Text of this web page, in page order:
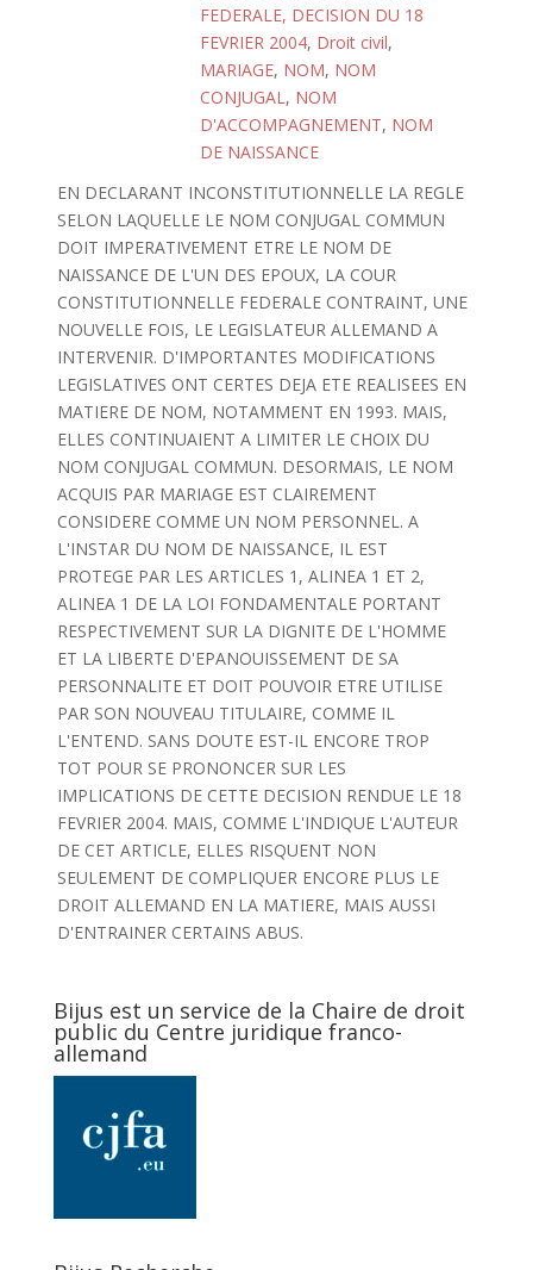
FEDERALE, DECISION DU 18
FEVRIER 2004, Droit civil,
MARIAGE, NOM, NOM
CONJUGAL, NOM
D'ACCOMPAGNEMENT, NOM
DE NAISSANCE
EN DECLARANT INCONSTITUTIONNELLE LA REGLE
SELON LAQUELLE LE NOM CONJUGAL COMMUN
DOIT IMPERATIVEMENT ETRE LE NOM DE
NAISSANCE DE L'UN DES EPOUX, LA COUR
CONSTITUTIONNELLE FEDERALE CONTRAINT, UNE
NOUVELLE FOIS, LE LEGISLATEUR ALLEMAND A
INTERVENIR. D'IMPORTANTES MODIFICATIONS
LEGISLATIVES ONT CERTES DEJA ETE REALISEES EN
MATIERE DE NOM, NOTAMMENT EN 1993. MAIS,
ELLES CONTINUAIENT A LIMITER LE CHOIX DU
NOM CONJUGAL COMMUN. DESORMAIS, LE NOM
ACQUIS PAR MARIAGE EST CLAIREMENT
CONSIDERE COMME UN NOM PERSONNEL. A
L'INSTAR DU NOM DE NAISSANCE, IL EST
PROTEGE PAR LES ARTICLES 1, ALINEA 1 ET 2,
ALINEA 1 DE LA LOI FONDAMENTALE PORTANT
RESPECTIVEMENT SUR LA DIGNITE DE L'HOMME
ET LA LIBERTE D'EPANOUISSEMENT DE SA
PERSONNALITE ET DOIT POUVOIR ETRE UTILISE
PAR SON NOUVEAU TITULAIRE, COMME IL
L'ENTEND. SANS DOUTE EST-IL ENCORE TROP
TOT POUR SE PRONONCER SUR LES
IMPLICATIONS DE CETTE DECISION RENDUE LE 18
FEVRIER 2004. MAIS, COMME L'INDIQUE L'AUTEUR
DE CET ARTICLE, ELLES RISQUENT NON
SEULEMENT DE COMPLIQUER ENCORE PLUS LE
DROIT ALLEMAND EN LA MATIERE, MAIS AUSSI
D'ENTRAINER CERTAINS ABUS.
Bijus est un service de la Chaire de droit
public du Centre juridique franco-
allemand